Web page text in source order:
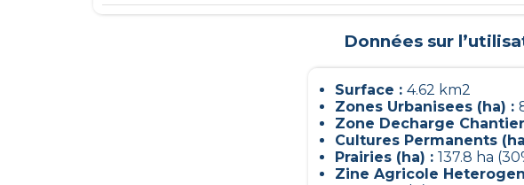
Données sur
Surface : 4.62 km2
Zones Urbanisees (ha) :
Zone Decharge
Cultures Permanents
Prairies (ha) : 137.8 ha
Zine Agricole